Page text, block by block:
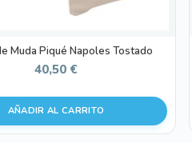
Muda Piqué Napoles Tostado
40,50 €
AÑADIR AL CARRITO